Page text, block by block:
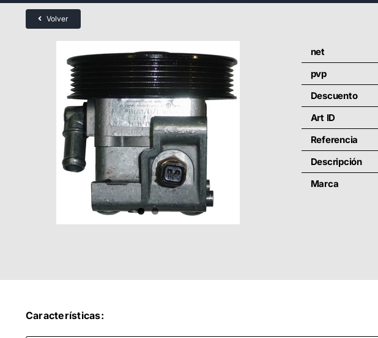
Volver
net
pvp
Descuento
Art ID
Referencia
Descripción
Marca
Características: